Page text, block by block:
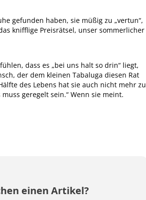
gefunden haben, sie müßig zu „vertun“,
knifflige Preisrätsel, unser sommerlicher
dass es „bei uns halt so drin“ liegt,
der dem kleinen Tabaluga diesen Rat
des ­Lebens hat sie auch nicht mehr zu
geregelt sein.“ Wenn sie meint.
einen Artikel?